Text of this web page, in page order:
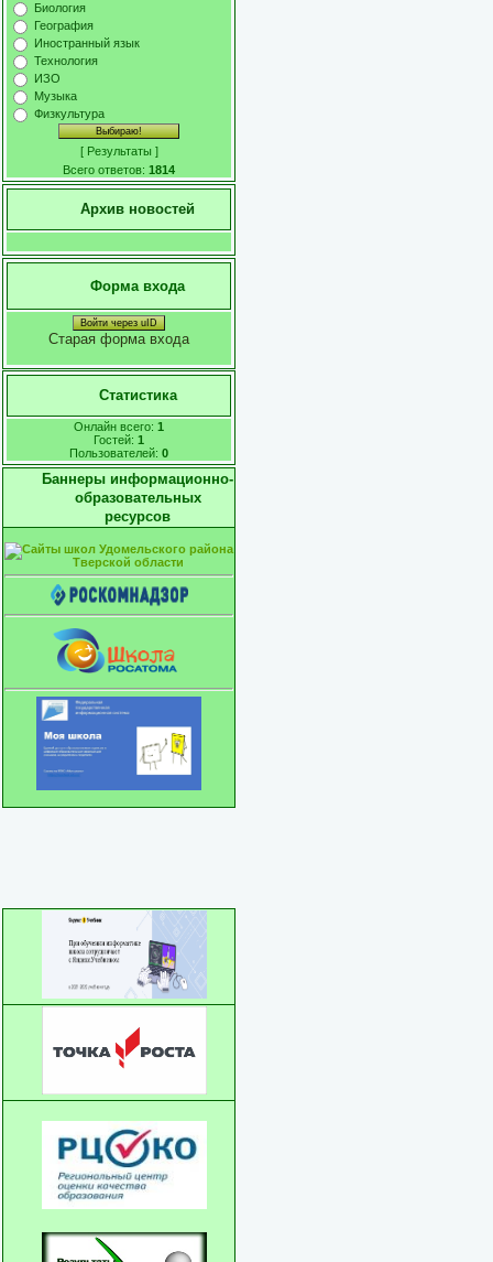
Биология
География
Иностранный язык
Технология
ИЗО
Музыка
Физкультура
[ Результаты ]
Всего ответов: 1814
Архив новостей
Форма входа
Войти через uID
Старая форма входа
Статистика
Онлайн всего: 1
Гостей: 1
Пользователей: 0
Баннеры информационно-
образовательных
ресурсов